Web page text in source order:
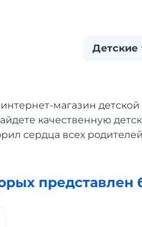
Детские
магазин
качественную
сердца всех
представлен